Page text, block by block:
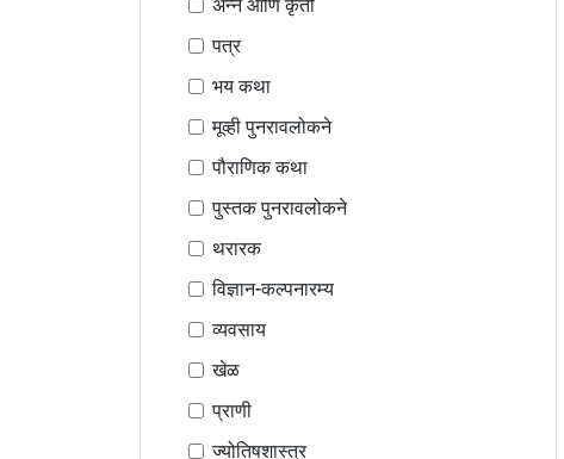
अन्न आणि कृती
पत्र
भय कथा
मूव्ही पुनरावलोकने
पौराणिक कथा
पुस्तक पुनरावलोकने
थरारक
विज्ञान-कल्पनारम्य
व्यवसाय
खेळ
प्राणी
ज्योतिषशास्त्र